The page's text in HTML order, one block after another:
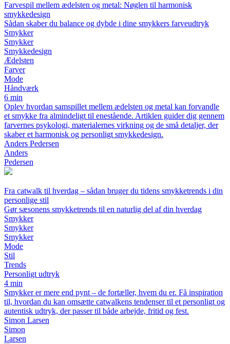
Farvespil mellem ædelsten og metal: Nøglen til harmonisk
smykkedesign
Sådan skaber du balance og dybde i dine smykkers farveudtryk
Smykker
Smykker
Smykkedesign
Ædelsten
Farver
Mode
Håndværk
6 min
Oplev hvordan samspillet mellem ædelsten og metal kan forvandle
et smykke fra almindeligt til enestående. Artiklen guider dig gennem
farvernes psykologi, materialernes virkning og de små detaljer, der
skaber et harmonisk og personligt smykkedesign.
Anders Pedersen
Anders
Pedersen
Fra catwalk til hverdag – sådan bruger du tidens smykketrends i din
personlige stil
Gør sæsonens smykketrends til en naturlig del af din hverdag
Smykker
Smykker
Smykker
Mode
Stil
Trends
Personligt udtryk
4 min
Smykker er mere end pynt – de fortæller, hvem du er. Få inspiration
til, hvordan du kan omsætte catwalkens tendenser til et personligt og
autentisk udtryk, der passer til både arbejde, fritid og fest.
Simon Larsen
Simon
Larsen